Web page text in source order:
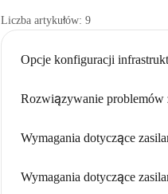
Liczba artykułów: 9
Opcje konfiguracji
Rozwiązywanie problemów
Wymagania dotyczące
Wymagania dotyczące